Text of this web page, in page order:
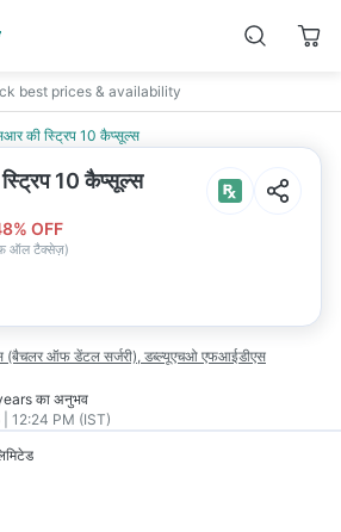
best prices & availability
की स्ट्रिप 10 कैप्सूल्स
10 कैप्सूल्स
% OFF
ऑल टैक्सेज़)
(बैचलर ऑफ डेंटल सर्जरी), डब्ल्यूएचओ एफआईडीएस
का अनुभव
12:24 PM (IST)